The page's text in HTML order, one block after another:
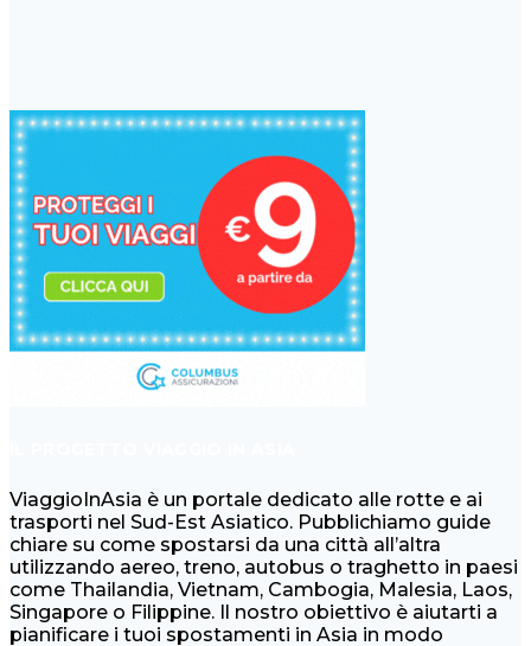
ViaggioInAsia è un portale dedicato alle rotte e ai
trasporti nel Sud-Est Asiatico. Pubblichiamo guide
chiare su come spostarsi da una città all’altra
utilizzando aereo, treno, autobus o traghetto in paesi
come Thailandia, Vietnam, Cambogia, Malesia, Laos,
Singapore o Filippine. Il nostro obiettivo è aiutarti a
pianificare i tuoi spostamenti in Asia in modo